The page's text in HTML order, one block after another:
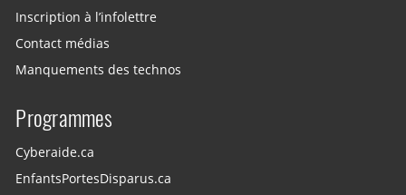
Inscription à l’infolettre
Contact médias
Manquements des technos
Programmes
Cyberaide.ca
EnfantsPortesDisparus.ca